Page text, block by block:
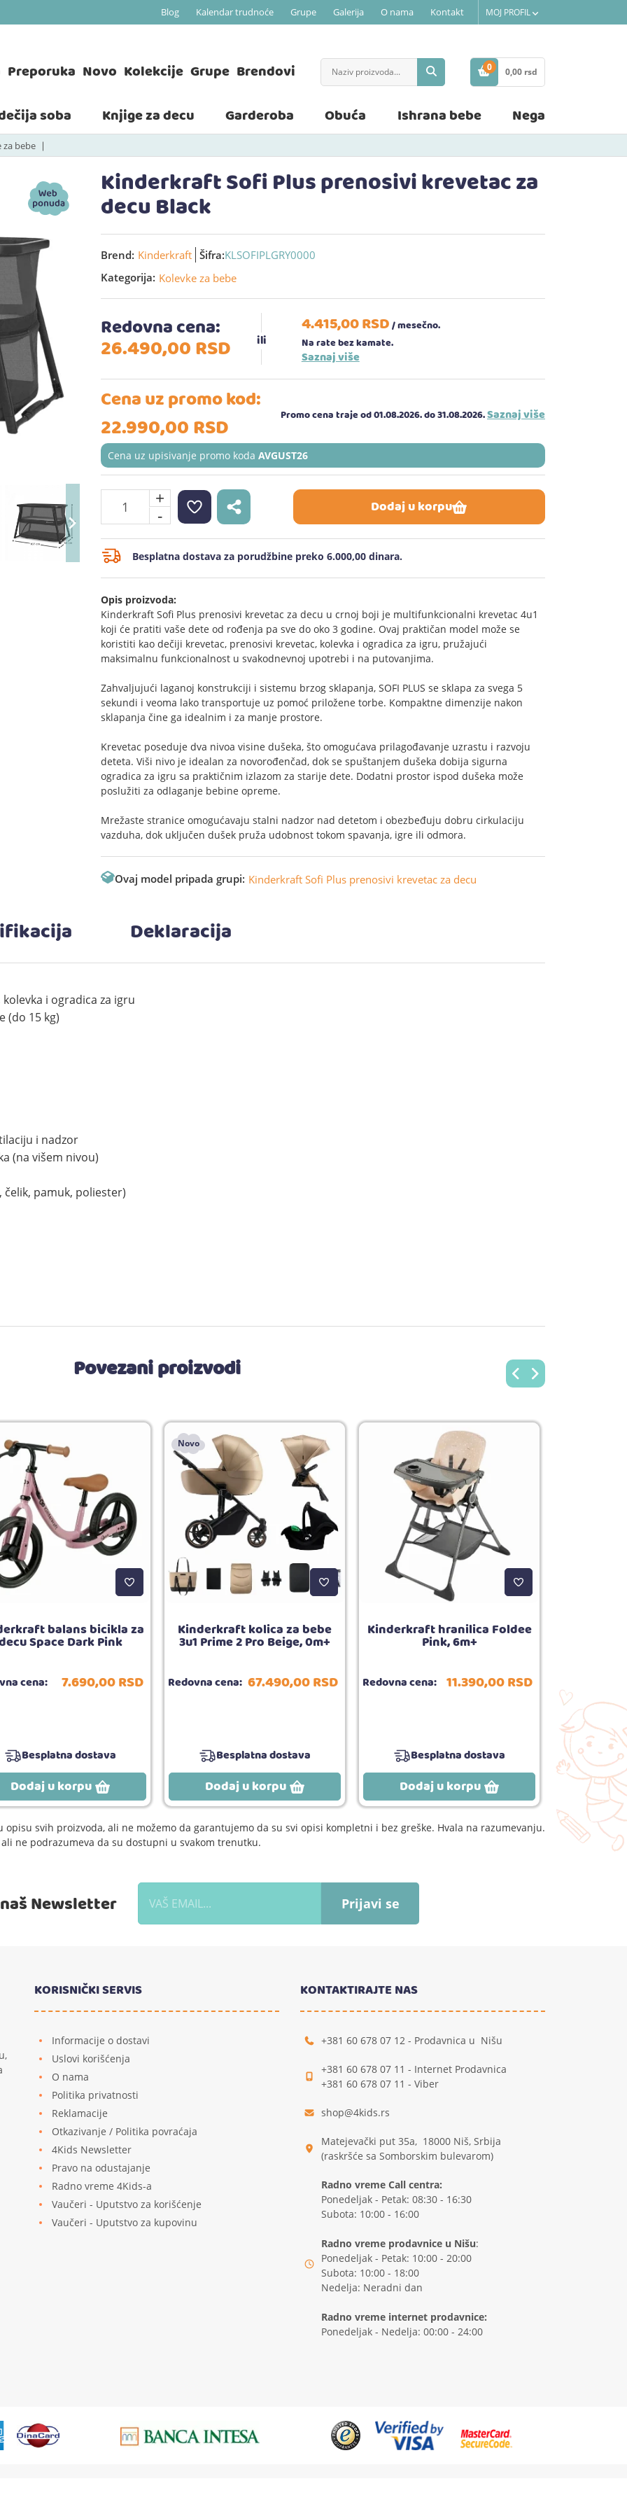
Blog Kalendar trudnoće Grupe Galerija O nama Kontakt MOJ PROFIL
Preporuka Novo Kolekcije Grupe Brendovi
0
STAVKE
0,00 rsd
soba Knjige za decu Garderoba Obuća Ishrana bebe Nega
za bebe
Kinderkraft Sofi Plus prenosivi krevetac za
decu Black
Brend: Kinderkraft Šifra:KLSOFIPLGRY0000
Kategorija: Kolevke za bebe
Redovna cena:
26.490,00RSD
4.415,00RSD/ mesečno.
Na rate bez kamate.
Saznaj više
Cena uz promo kod:
22.990,00RSD Promo cena traje od 01.08.2026.do 31.08.2026.Saznaj više
Cena uz upisivanje promo koda AVGUST26
+
- Dodaj u korpu
Besplatna dostava za porudžbine preko 6.000,00 dinara.
Opis proizvoda:
Kinderkraft Sofi Plus prenosivi krevetac za decu u crnoj boji je multifunkcionalni krevetac 4u1
koji će pratiti vaše dete od rođenja pa sve do oko 3 godine. Ovaj praktičan model može se
koristiti kao dečiji krevetac, prenosivi krevetac, kolevka i ogradica za igru, pružajući
maksimalnu funkcionalnost u svakodnevnoj upotrebi i na putovanjima.
Zahvaljujući laganoj konstrukciji i sistemu brzog sklapanja, SOFI PLUS se sklapa za svega 5
sekundi i veoma lako transportuje uz pomoć priložene torbe. Kompaktne dimenzije nakon
sklapanja čine ga idealnim i za manje prostore.
Krevetac poseduje dva nivoa visine dušeka, što omogućava prilagođavanje uzrastu i razvoju
deteta. Viši nivo je idealan za novorođenčad, dok se spuštanjem dušeka dobija sigurna
ogradica za igru sa praktičnim izlazom za starije dete. Dodatni prostor ispod dušeka može
poslužiti za odlaganje bebine opreme.
Mrežaste stranice omogućavaju stalni nadzor nad detetom i obezbeđuju dobru cirkulaciju
vazduha, dok uključen dušek pruža udobnost tokom spavanja, igre ili odmora.
Ovaj model pripada grupi: Kinderkraft Sofi Plus prenosivi krevetac za decu
Deklaracija
i ogradica za igru
(do 15 kg)
i nadzor
(na višem nivou)
pamuk, poliester)
Povezani proizvodi
balans bicikla za
Space Dark Pink
cena: 7.690,00RSD
Besplatna dostava
Dodaj u korpu
Novo
Kinderkraft kolica za bebe
3u1 Prime 2 Pro Beige, 0m+
Redovna cena: 67.490,00RSD
Besplatna dostava
Dodaj u korpu
Kinderkraft hranilica Foldee
Pink, 6m+
Redovna cena: 11.390,00RSD
Besplatna dostava
Dodaj u korpu
svih proizvoda, ali ne možemo da garantujemo da su svi opisi kompletni i bez greške. Hvala na razumevanju.
ne podrazumeva da su dostupni u svakom trenutku.
Newsletter Prijavi se
KORISNIČKI SERVIS
Informacije o dostavi
Uslovi korišćenja
O nama
Politika privatnosti
Reklamacije
Otkazivanje / Politika povraćaja
4Kids Newsletter
Pravo na odustajanje
Radno vreme 4Kids-a
Vaučeri - Uputstvo za korišćenje
Vaučeri - Uputstvo za kupovinu
KONTAKTIRAJTE NAS
+381 60 678 07 12 - Prodavnica u Nišu
+381 60 678 07 11 - Internet Prodavnica
+381 60 678 07 11 - Viber
shop@4kids.rs
Matejevački put 35a, 18000 Niš, Srbija
(raskršće sa Somborskim bulevarom)
Radno vreme Call centra:
Ponedeljak - Petak: 08:30 - 16:30
Subota: 10:00 - 16:00
Radno vreme prodavnice u Nišu:
Ponedeljak - Petak: 10:00 - 20:00
Subota: 10:00 - 18:00
Nedelja: Neradni dan
Radno vreme internet prodavnice:
Ponedeljak - Nedelja: 00:00 - 24:00